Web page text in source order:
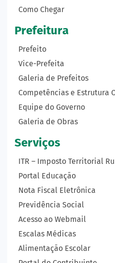
Como Chegar
Prefeitura
Prefeito
Vice-Prefeita
Galeria de Prefeitos
Competências e Estrutura
Equipe do Governo
Galeria de Obras
Serviços
ITR – Imposto Territorial
Portal Educação
Nota Fiscal Eletrônica
Previdência Social
Acesso ao Webmail
Escalas Médicas
Alimentação Escolar